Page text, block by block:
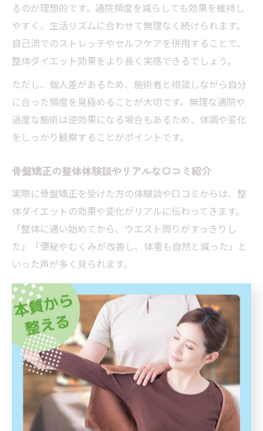
るのが理想的です。通院頻度を減らしても効果を維持し
やすく、生活リズムに合わせて無理なく続けられます。
自己流でのストレッチやセルフケアを併用することで、
整体ダイエット効果をより長く実感できるでしょう。
ただし、個人差があるため、施術者と相談しながら自分
に合った頻度を見極めることが大切です。無理な通院や
過度な施術は逆効果になる場合もあるため、体調や変化
をしっかり観察することがポイントです。
骨盤矯正の整体体験談やリアルな口コミ紹介
実際に骨盤矯正を受けた方の体験談や口コミからは、整
体ダイエットの効果や変化がリアルに伝わってきます。
「整体に通い始めてから、ウエスト周りがすっきりし
た」「便秘やむくみが改善し、体重も自然と減った」と
いった声が多く見られます。
一方で、「最初は効果を感じにくかったが、継続するこ
とで徐々に体調や見た目に変化が現れた」という意見も
あります。これは、整体によるダイエットが即効性だけ
でなく、長期間かけて体質改善を図るプロセスであるこ
とを示しています。
口コミや体験談を参考にする際は、自分の体質や生活ス
タイルと照らし合わせて判断することが大切です。ま
た、信頼できる施術者のもとで継続的なケアを受けるこ